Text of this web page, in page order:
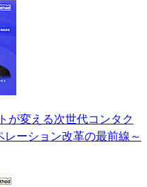
が変える次世代コンタク
ーション改革の最前線～